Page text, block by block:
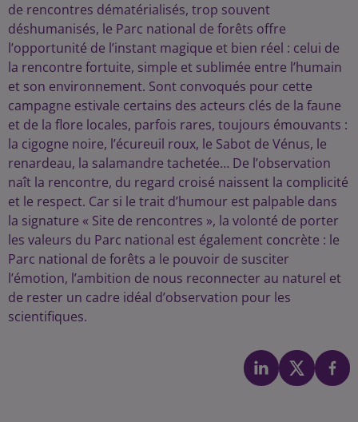
de rencontres dématérialisés, trop souvent
déshumanisés, le Parc national de forêts offre
l’opportunité de l’instant magique et bien réel : celui de
la rencontre fortuite, simple et sublimée entre l’humain
et son environnement. Sont convoqués pour cette
campagne estivale certains des acteurs clés de la faune
et de la flore locales, parfois rares, toujours émouvants :
la cigogne noire, l’écureuil roux, le Sabot de Vénus, le
renardeau, la salamandre tachetée… De l’observation
naît la rencontre, du regard croisé naissent la complicité
et le respect. Car si le trait d’humour est palpable dans
la signature « Site de rencontres », la volonté de porter
les valeurs du Parc national est également concrète : le
Parc national de forêts a le pouvoir de susciter
l’émotion, l’ambition de nous reconnecter au naturel et
de rester un cadre idéal d’observation pour les
scientifiques.